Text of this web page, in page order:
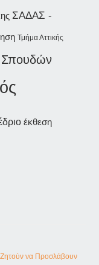
ΣΑΔΑΣ -
Τμήμα Αττικής
Σπουδών
έκθεση
Ζητούν να Προσλάβουν